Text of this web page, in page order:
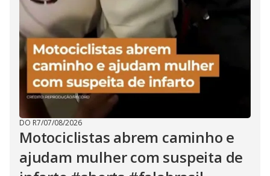
DO R7/07/08/2026
Motociclistas abrem caminho e
ajudam mulher com suspeita de